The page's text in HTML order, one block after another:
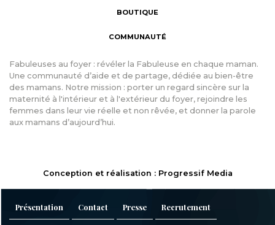
BOUTIQUE
COMMUNAUTÉ
Fabuleuses au foyer : révéler la Fabuleuse en chaque maman.
Une communauté d’aide et de partage, dédiée au bien-être
des mamans. Notre mission : porter un regard sincère sur la
maternité à l'intérieur et à l'extérieur du foyer, rejoindre les
femmes dans leur vie réelle et non rêvée, et donner la parole
aux mamans d’aujourd’hui.
Conception et réalisation : Progressif Media
Présentation Contact Presse Recrutement